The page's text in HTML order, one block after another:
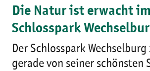
Die Natur ist erwacht im
Schlosspark
Der Schlosspark
gerade von seiner schönsten